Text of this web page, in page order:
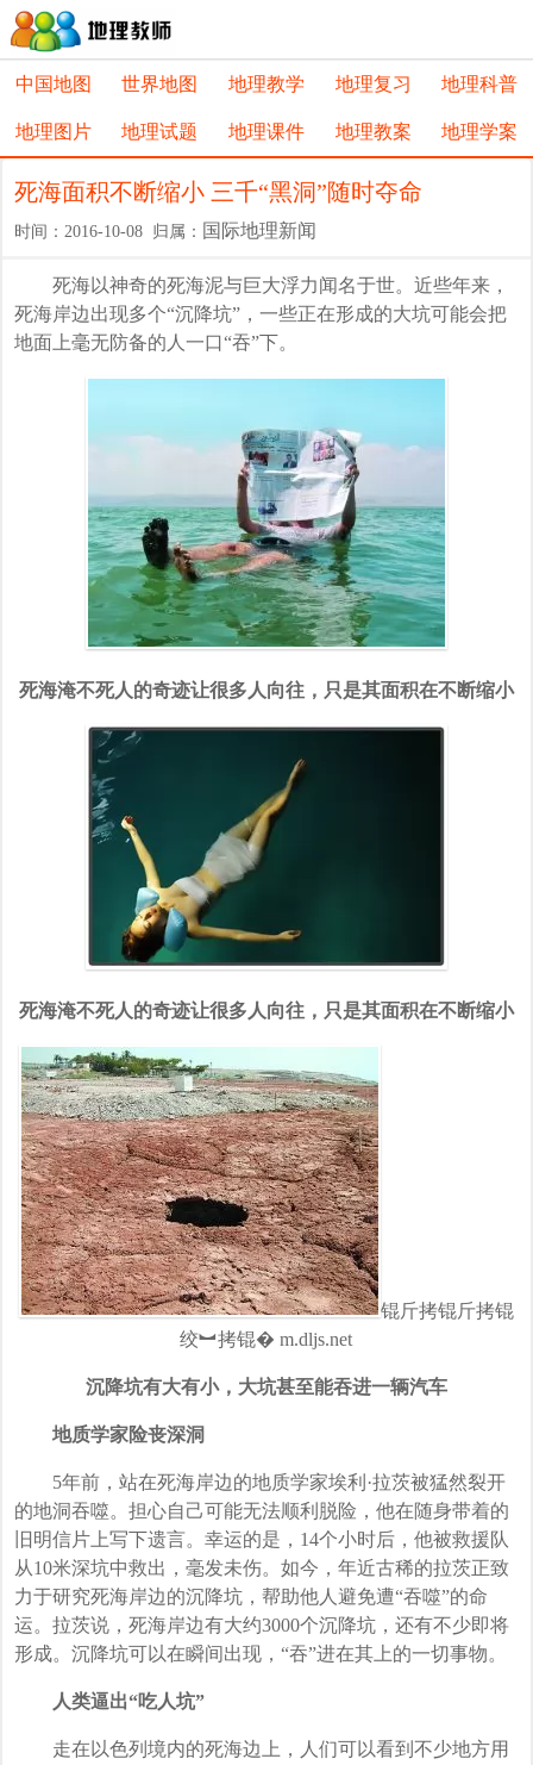
中国地图 世界地图 地理教学 地理复习 地理科普
地理图片 地理试题 地理课件 地理教案 地理学案
死海面积不断缩小 三千“黑洞”随时夺命
时间：2016-10-08 归属： 国际地理新闻
死海以神奇的死海泥与巨大浮力闻名于世。近些年来，
死海岸边出现多个“沉降坑”，一些正在形成的大坑可能会把
地面上毫无防备的人一口“吞”下。
死海淹不死人的奇迹让很多人向往，只是其面积在不断缩小
死海淹不死人的奇迹让很多人向往，只是其面积在不断缩小
锟斤拷锟斤拷锟
绞︼拷锟� m.dljs.net
沉降坑有大有小，大坑甚至能吞进一辆汽车
地质学家险丧深洞
5年前，站在死海岸边的地质学家埃利·拉茨被猛然裂开
的地洞吞噬。担心自己可能无法顺利脱险，他在随身带着的
旧明信片上写下遗言。幸运的是，14个小时后，他被救援队
从10米深坑中救出，毫发未伤。如今，年近古稀的拉茨正致
力于研究死海岸边的沉降坑，帮助他人避免遭“吞噬”的命
运。拉茨说，死海岸边有大约3000个沉降坑，还有不少即将
形成。沉降坑可以在瞬间出现，“吞”进在其上的一切事物。
人类逼出“吃人坑”
走在以色列境内的死海边上，人们可以看到不少地方用